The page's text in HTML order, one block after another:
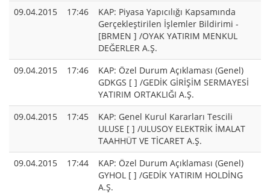
09.04.2015
17:46
KAP: Piyasa Yapıcılığı Kapsamında
Gerçekleştirilen İşlemler Bildirimi -
[BRMEN ] /OYAK YATIRIM MENKUL
DEĞERLER A.Ş.
09.04.2015
17:46
KAP: Özel Durum Açıklaması (Genel)
GDKGS [ ] /GEDİK GİRİŞİM SERMAYESİ
YATIRIM ORTAKLIĞI A.Ş.
09.04.2015
17:45
KAP: Genel Kurul Kararları Tescili
ULUSE [ ] /ULUSOY ELEKTRİK İMALAT
TAAHHÜT VE TİCARET A.Ş.
09.04.2015
17:44
KAP: Özel Durum Açıklaması (Genel)
GYHOL [ ] /GEDİK YATIRIM HOLDİNG
A.Ş.